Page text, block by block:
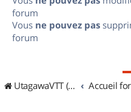
forum
Vous ne pouvez pas
forum
UtagawaVTT (Randos VTT et VTTAE avec traces GPS) Accueil